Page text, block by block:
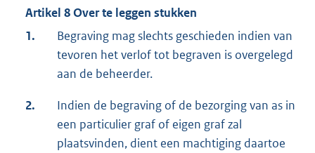
Artikel 8 Over te leggen stukken
1.
Begraving mag slechts geschieden indien van
tevoren het verlof tot begraven is overgelegd
aan de beheerder.
2.
Indien de begraving of de bezorging van as in
een particulier graf of eigen graf zal
plaatsvinden, dient een machtiging daartoe